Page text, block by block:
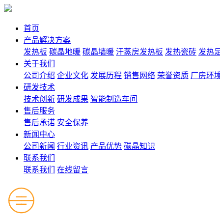
首页
产品解决方案
发热板 碳晶地暖 碳晶墙暖 汗蒸房发热板 发热瓷砖 发热
关于我们
公司介绍 企业文化 发展历程 销售网络 荣誉资质 厂房环
研发技术
技术创新 研发成果 智能制造车间
售后服务
售后承诺 安全保养
新闻中心
公司新闻 行业资讯 产品优势 碳晶知识
联系我们
联系我们
在线留言